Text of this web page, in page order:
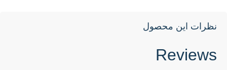
نظرات این محصول
Reviews